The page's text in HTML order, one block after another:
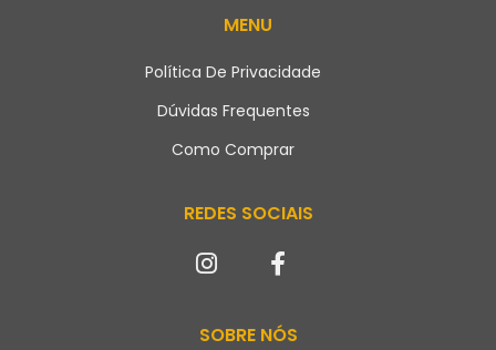
MENU
Política De Privacidade
Dúvidas Frequentes
Como Comprar
REDES SOCIAIS
SOBRE NÓS